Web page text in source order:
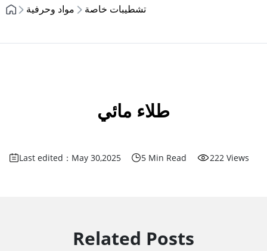
مواد وحرفية تشطيبات خاصة
طلاء مائي
Last edited：May 30,2025 5 Min Read 222 Views
Related Posts